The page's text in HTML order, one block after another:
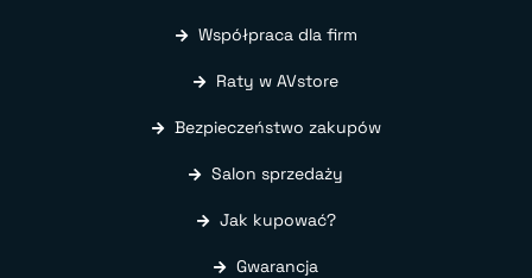
Współpraca dla firm
Raty w AVstore
Bezpieczeństwo zakupów
Salon sprzedaży
Jak kupować?
Gwarancja